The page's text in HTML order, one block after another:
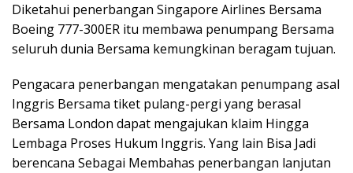
Diketahui penerbangan Singapore Airlines Bersama
Boeing 777-300ER itu membawa penumpang Bersama
seluruh dunia Bersama kemungkinan beragam tujuan.
Pengacara penerbangan mengatakan penumpang asal
Inggris Bersama tiket pulang-pergi yang berasal
Bersama London dapat mengajukan klaim Hingga
Lembaga Proses Hukum Inggris. Yang lain Bisa Jadi
berencana Sebagai Membahas penerbangan lanjutan